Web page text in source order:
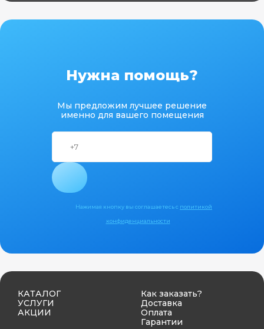
Нужна помощь?
Мы предложим лучшее решение
именно для вашего помещения
Нажимая кнопку вы соглашаетесь с политикой
конфиденциальности
КАТАЛОГ
УСЛУГИ
АКЦИИ
Как заказать?
Доставка
Оплата
Гарантии